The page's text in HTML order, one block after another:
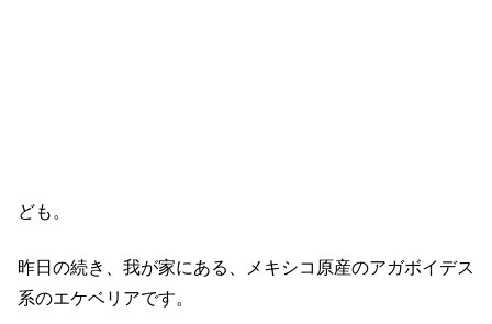
ども。
昨日の続き、我が家にある、メキシコ原産のアガボイデス
系のエケベリアです。